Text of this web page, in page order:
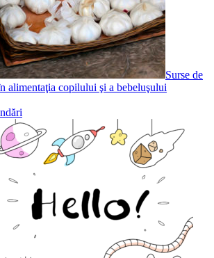
Surse de
alimentaţia copilului şi a bebeluşului